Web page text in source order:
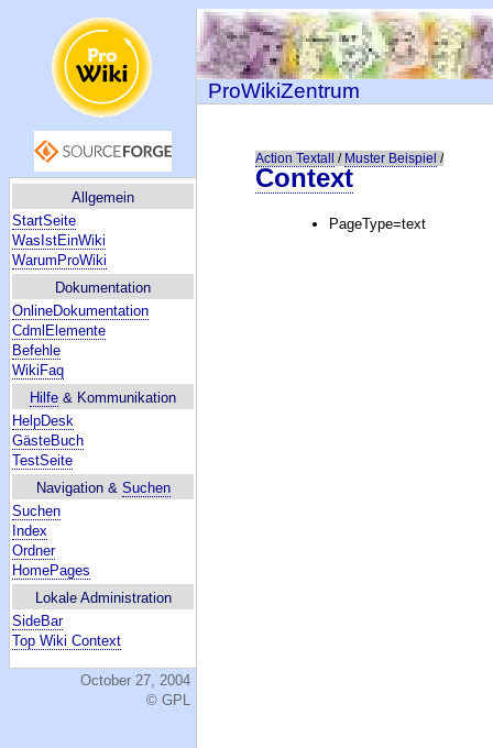
Allgemein
StartSeite
WasIstEinWiki
WarumProWiki
Dokumentation
OnlineDokumentation
CdmlElemente
Befehle
WikiFaq
Hilfe & Kommunikation
HelpDesk
GästeBuch
TestSeite
Navigation & Suchen
Suchen
Index
Ordner
HomePages
Lokale Administration
SideBar
Top Wiki Context
October 27, 2004
© GPL
ProWikiZentrum
Action Textall / Muster Beispiel /
Context
PageType=text